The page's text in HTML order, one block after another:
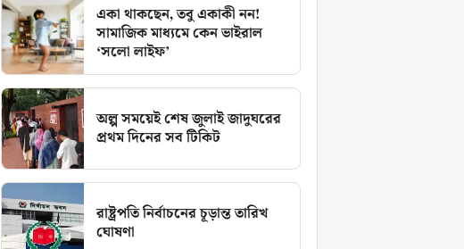
একা থাকছেন, তবু একাকী নন!
সামাজিক মাধ্যমে কেন ভাইরাল
‘সলো লাইফ’
অল্প সময়েই শেষ জুলাই জাদুঘরের
প্রথম দিনের সব টিকিট
রাষ্ট্রপতি নির্বাচনের চূড়ান্ত তারিখ
ঘোষণা